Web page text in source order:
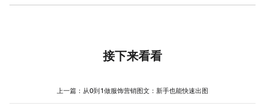
字层，点击“颜色”选项，能看到预设的“环保色系”，直接选绿色或蓝
字体要服务信息 传达 ：标题用粗体无衬线字体（如思源黑体、阿里
想突出文化感，可以选有传统感的字体（如方正清刻本悦宋）。在
美图设计室中，选中文本区域，点击“字体”选项，在搜索框输入“环
板的字体不合适，可以替换为系统推荐的字体，或从本地上传自定
接下来看看
上一篇： 从0到1做服饰营销图文：新手也能快速出图